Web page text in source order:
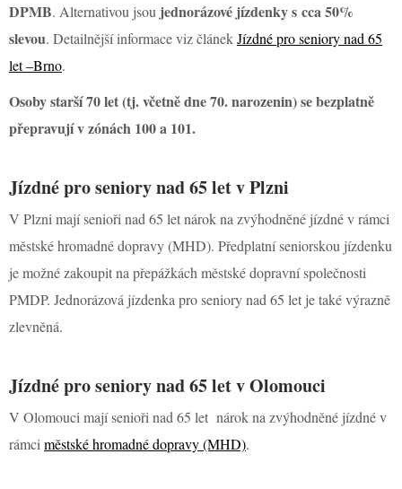
DPMB. Alternativou jsou jednorázové jízdenky s cca 50%
slevou. Detailnější informace viz článekJízdné pro seniory nad 65
let –Brno.
Osoby starší 70 let (tj. včetně dne 70. narozenin) se bezplatně
přepravují v zónách 100 a 101.
Jízdné pro seniory nad 65 let v Plzni
V Plzni mají senioři nad 65 let nárok na zvýhodněné jízdné v rámci
městské hromadné dopravy (MHD). Předplatní seniorskou jízdenku
je možné zakoupit na přepážkách městské dopravní společnosti
PMDP. Jednorázová jízdenka pro seniory nad 65 let je také výrazně
zlevněná.
Jízdné pro seniory nad 65 let v Olomouci
V Olomouci mají senioři nad 65 let nárok na zvýhodněné jízdné v
rámci městské hromadné dopravy (MHD).